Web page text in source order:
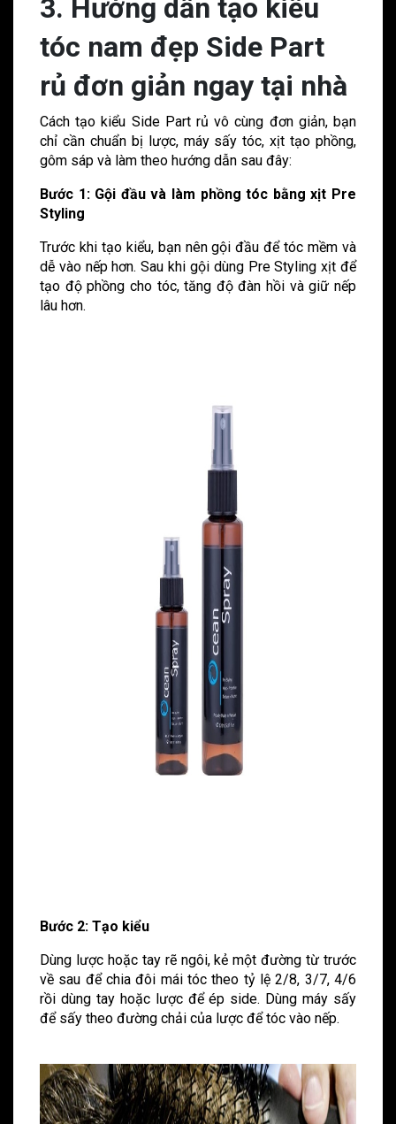
3. Hướng dẫn tạo kiểu
tóc nam đẹp Side Part
rủ đơn giản ngay tại nhà
Cách tạo kiểu Side Part rủ vô cùng đơn giản, bạn
chỉ cần chuẩn bị lược, máy sấy tóc, xịt tạo phồng,
gôm sáp và làm theo hướng dẫn sau đây:
Bước 1: Gội đầu và làm phồng tóc bằng xịt Pre
Styling
Trước khi tạo kiểu, bạn nên gội đầu để tóc mềm và
dễ vào nếp hơn. Sau khi gội dùng Pre Styling xịt để
tạo độ phồng cho tóc, tăng độ đàn hồi và giữ nếp
lâu hơn.
Bước 2: Tạo kiểu
Dùng lược hoặc tay rẽ ngôi, kẻ một đường từ trước
về sau để chia đôi mái tóc theo tỷ lệ 2/8, 3/7, 4/6
rồi dùng tay hoặc lược để ép side. Dùng máy sấy
để sấy theo đường chải của lược để tóc vào nếp.